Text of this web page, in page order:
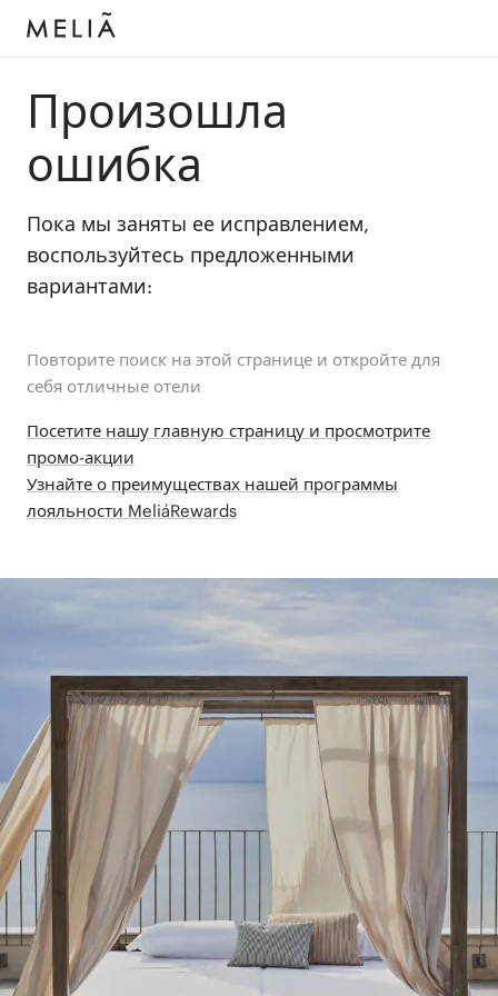
Произошла
ошибка
Пока мы заняты ее исправлением,
воспользуйтесь предложенными
вариантами:
Повторите поиск на этой странице и откройте для
себя отличные отели
Посетите нашу главную страницу и просмотрите
промо-акции
Узнайте о преимуществах нашей программы
лояльности MeliáRewards